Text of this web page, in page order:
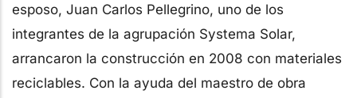
esposo, Juan Carlos Pellegrino, uno de los
integrantes de la agrupación Systema Solar,
arrancaron la construcción en 2008 con materiales
reciclables. Con la ayuda del maestro de obra